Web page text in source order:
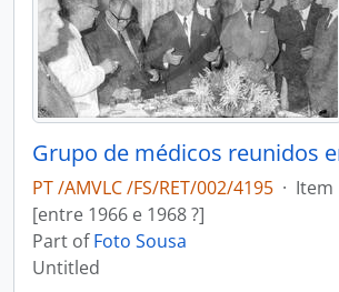
PT /AMVLC /FS/RET/002/4195 · Item
[entre 1966 e 1968 ?]
Part ofFoto Sousa
Untitled